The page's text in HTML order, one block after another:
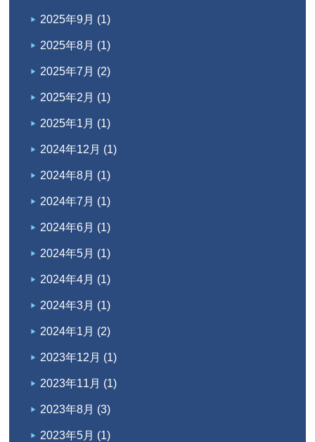
2025年9月 (1)
2025年8月 (1)
2025年7月 (2)
2025年2月 (1)
2025年1月 (1)
2024年12月 (1)
2024年8月 (1)
2024年7月 (1)
2024年6月 (1)
2024年5月 (1)
2024年4月 (1)
2024年3月 (1)
2024年1月 (2)
2023年12月 (1)
2023年11月 (1)
2023年8月 (3)
2023年5月 (1)